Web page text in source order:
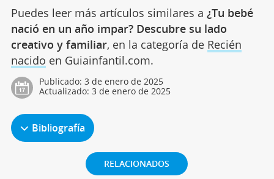
Puedes leer más artículos similares a ¿Tu bebé
nació en un año impar? Descubre su lado
creativo y familiar, en la categoría de Recién
nacido en Guiainfantil.com.
Publicado: 3 de enero de 2025
Actualizado: 3 de enero de 2025
Bibliografía
RELACIONADOS